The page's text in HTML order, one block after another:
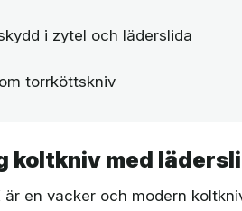
i zytel och läderslida
torrköttskniv
koltkniv med
är en vacker och modern